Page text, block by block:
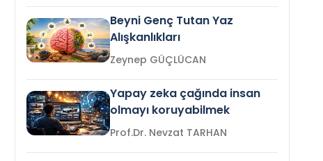
Beyni Genç Tutan Yaz
Alışkanlıkları
Zeynep GÜÇLÜCAN
Yapay zeka çağında insan
olmayı koruyabilmek
Prof.Dr. Nevzat TARHAN